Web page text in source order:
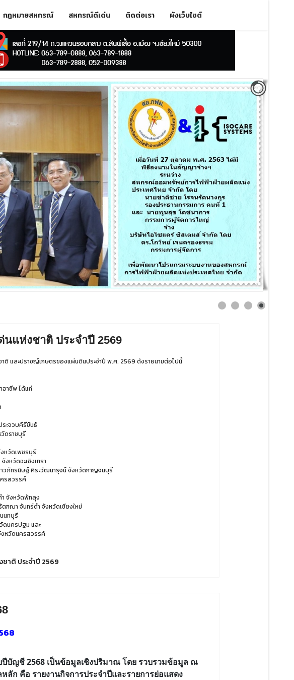
กฎหมายสหกรณ์ สหกรณ์ดีเด่น ติดต่อเรา ผังเว็บไซต์
นแห่งชาติ ประจำปี 2569
และปราชญ์เกษตรของแผ่นดินประจำปี พ.ศ. 2569 ดังรายนามต่อไปนี้
อาชีพได้แก่
ะจวบคีรีขันธ์
ดราชบุรี
หวัดเพชรบุรี
จังหวัดฉะเชิงเทรา
วภัทรนิษฐ์ศิระวัฒนารุจน์จังหวัดกาญจนบุรี
รสวรรค์
จังหวัดพัทลุง
ตฑณา จันทร์ดำ จังหวัดเชียงใหม่
นทบุรี
ดนครปฐม และ
หวัดนครสวรรค์
าติ ประจำปี 2569
ปีบัญชี2568 เป็นข้อมูลเชิงปริมาณโดย รวบรวมข้อมูล ณ
คือ รายงานกิจการประจำปีและรายการย่อแสดง